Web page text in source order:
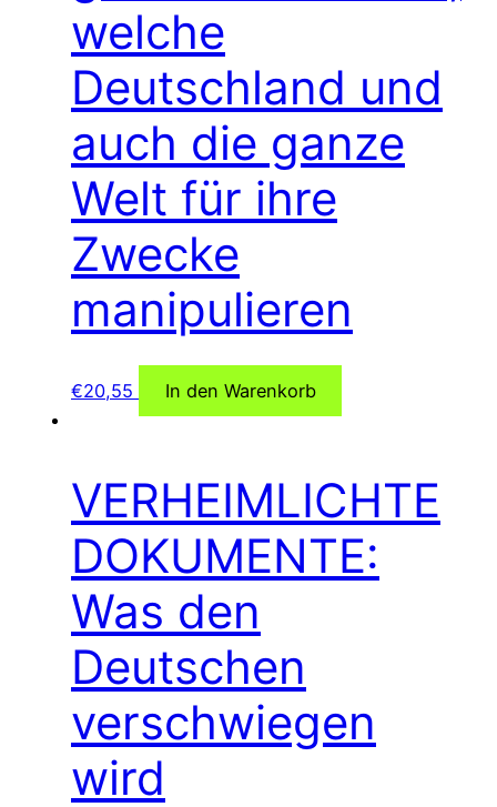
welche
Deutschland und
auch die ganze
Welt für ihre
Zwecke
manipulieren
€20,55 In den Warenkorb
VERHEIMLICHTE
DOKUMENTE:
Was den
Deutschen
verschwiegen
wird